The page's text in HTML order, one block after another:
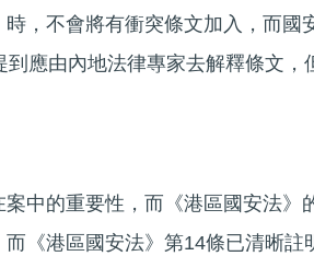
，不會將有衝突條文加入，而國
應由內地法律專家去解釋條文，
中的重要性，而《港區國安法》
《港區國安法》第14條已清晰註